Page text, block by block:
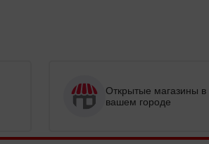
Открытые магазины в
вашем городе